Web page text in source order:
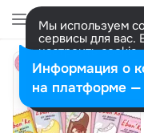
Мы используем
сервисы для вас.
настроить
представитель.
Разрешить все
Информация о
на платформе —